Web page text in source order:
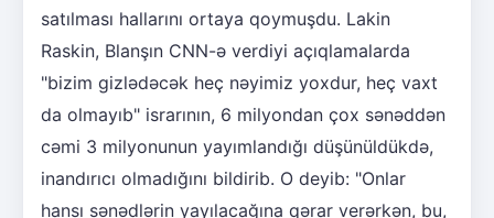
satılması hallarını ortaya qoymuşdu. Lakin
Raskin, Blanşın CNN-ə verdiyi açıqlamalarda
"bizim gizlədəcək heç nəyimiz yoxdur, heç vaxt
da olmayıb" israrının, 6 milyondan çox sənəddən
cəmi 3 milyonunun yayımlandığı düşünüldükdə,
inandırıcı olmadığını bildirib. O deyib: "Onlar
hansı sənədlərin yayılacağına qərar verərkən, bu,